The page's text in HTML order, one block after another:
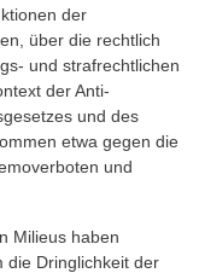
der
über die rechtlich
und strafrechtlichen
der Anti-
und des
etwa gegen die
und
Milieus haben
die Dringlichkeit der